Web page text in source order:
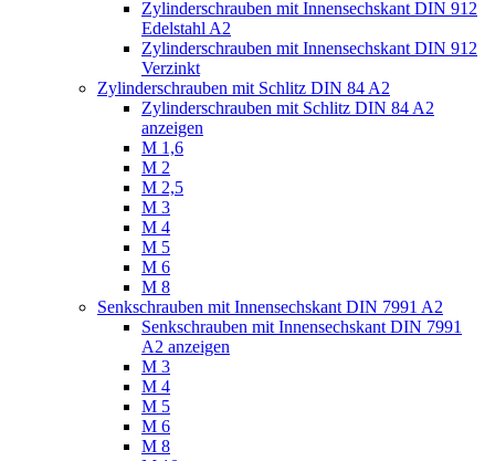
Zylinderschrauben mit Innensechskant DIN 912
Edelstahl A2
Zylinderschrauben mit Innensechskant DIN 912
Verzinkt
Zylinderschrauben mit Schlitz DIN 84 A2
Zylinderschrauben mit Schlitz DIN 84 A2
anzeigen
M 1,6
M 2
M 2,5
M 3
M 4
M 5
M 6
M 8
Senkschrauben mit Innensechskant DIN 7991 A2
Senkschrauben mit Innensechskant DIN 7991
A2 anzeigen
M 3
M 4
M 5
M 6
M 8